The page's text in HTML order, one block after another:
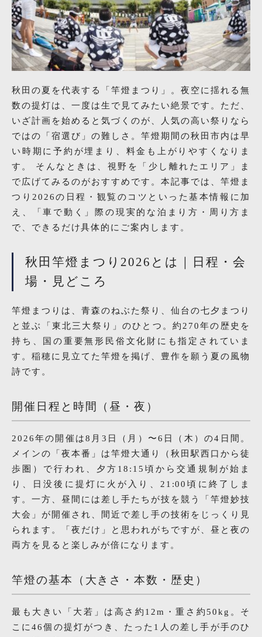
秋田の夏を代表する「竿燈まつり」。夜空に揺れる無
数の提灯は、一度は生で見てみたい絶景です。ただ、
いざ計画を始めると気づくのが、人気の高い祭りなら
ではの「宿選び」の難しさ。竿燈期間の秋田市内は早
い時期に予約が埋まり、料金も上がりやすくなりま
す。 そんなときは、視野を「少し離れたエリア」ま
で広げてみるのがおすすめです。本記事では、竿燈ま
つり2026の日程・観覧のコツといった基本情報に加
え、「車で動く」際の現実的な泊まり方・周り方ま
で、できるだけ具体的にご案内します。
秋田竿燈まつり2026とは｜日程・会
場・見どころ
竿燈まつりは、青森のねぶた祭り、仙台の七夕まつり
と並ぶ「東北三大祭り」のひとつ。約270年の歴史を
持ち、国の重要無形民俗文化財にも指定されていま
す。稲穂に見立てた竿燈を掲げ、豊作を願う夏の風物
詩です。
開催日程と時間（昼・夜）
2026年の開催は8月3日（月）〜6日（木）の4日間。
メインの「夜本番」は竿燈大通り（秋田駅西口から徒
歩圏）で行われ、夕方18:15頃から交通規制が始ま
り、日没後に提灯に火が入り、21:00頃に終了しま
す。一方、昼間には差し手たちが技を競う「竿燈妙技
大会」が開催され、間近で差し手の技術をじっくり見
られます。「夜だけ」と思われがちですが、昼と夜の
両方を見ると楽しみが倍になります。
竿燈の基本（大きさ・本数・歴史）
最も大きい「大若」は高さ約12m・重さ約50kg。そ
こに46個の提灯がつき、たった1人の差し手が手のひ